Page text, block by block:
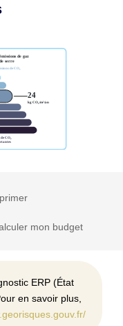
mon budget
ERP (État
en savoir plus,